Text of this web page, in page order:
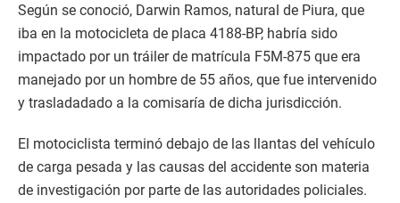
Según se conoció, Darwin Ramos, natural de Piura, que
iba en la motocicleta de placa 4188-BP, habría sido
impactado por un tráiler de matrícula F5M-875 que era
manejado por un hombre de 55 años, que fue intervenido
y trasladadado a la comisaría de dicha jurisdicción.
El motociclista terminó debajo de las llantas del vehículo
de carga pesada y las causas del accidente son materia
de investigación por parte de las autoridades policiales.